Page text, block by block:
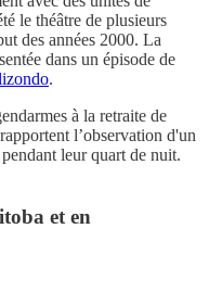
le théâtre de plusieurs
des années 2000. La
dans un épisode de
.
à la retraite de
l’observation d'un
leur quart de nuit.
et en